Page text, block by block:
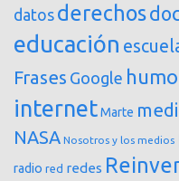
datos derechos
educación
Frases Google
internetMarte
NASA Nosotros y los medios
radio red redes